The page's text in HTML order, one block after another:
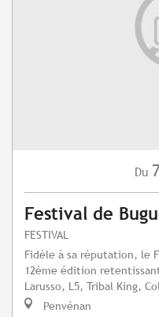
Du
Festival de
FESTIVAL
Fidèle à sa réputation, le
12ème édition
Larusso, L5, Tribal King,
Penvénan